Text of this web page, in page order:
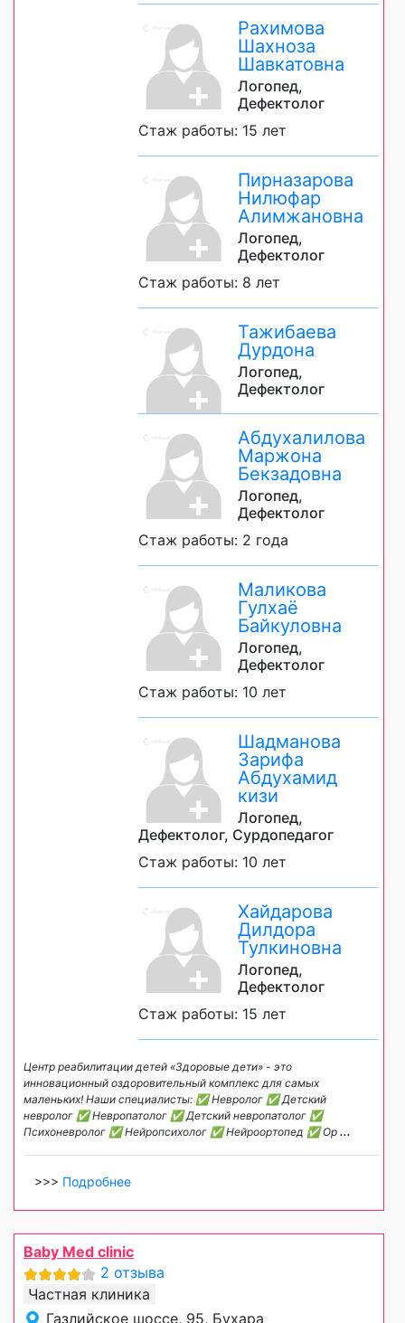
Рахимова
Шахноза
Шавкатовна
Логопед,
Дефектолог
Стаж работы: 15 лет
Пирназарова
Нилюфар
Алимжановна
Логопед,
Дефектолог
Стаж работы: 8 лет
Тажибаева
Дурдона
Логопед,
Дефектолог
Абдухалилова
Маржона
Бекзадовна
Логопед,
Дефектолог
Стаж работы: 2 года
Маликова
Гулхаё
Байкуловна
Логопед,
Дефектолог
Стаж работы: 10 лет
Шадманова
Зарифа
Абдухамид
кизи
Логопед,
Дефектолог, Сурдопедагог
Стаж работы: 10 лет
Хайдарова
Дилдора
Тулкиновна
Логопед,
Дефектолог
Стаж работы: 15 лет
Центр реабилитации детей «Здоровые дети» - это
инновационный оздоровительный комплекс для самых
маленьких! Наши специалисты: ✅ Невролог ✅ Детский
невролог ✅ Невропатолог ✅ Детский невропатолог ✅
Психоневролог ✅ Нейропсихолог ✅ Нейроортопед ✅ Ор ...
>>> Подробнее
Baby Med clinic
2 отзыва
Частная клиника
Газлийское шоссе, 95, Бухара